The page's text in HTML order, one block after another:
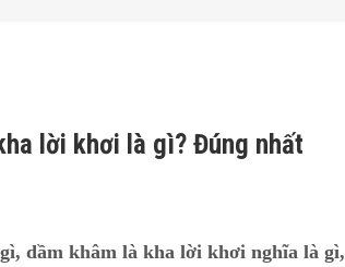
lời khơi là gì? Đúng nhất
dầm khâm là kha lời khơi nghĩa là gì,